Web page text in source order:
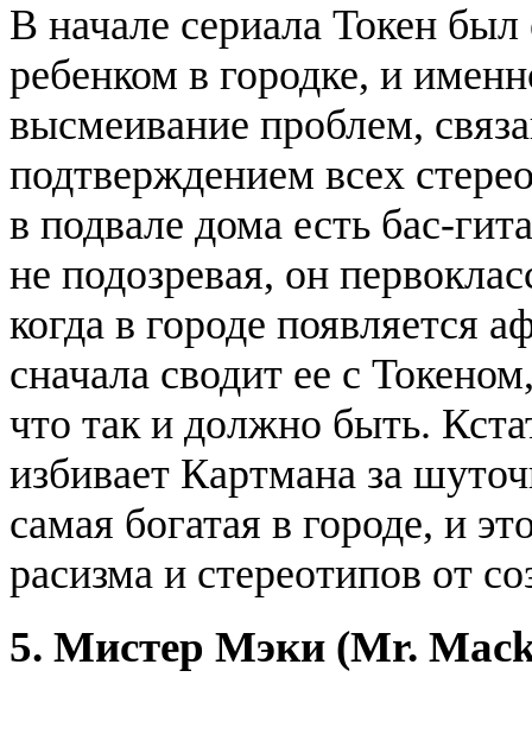
В начале сериала Токен
ребенком в городке, и
высмеивание проблем,
подтверждением всех
в подвале дома есть бас-
не подозревая, он
когда в городе появляется
сначала сводит ее с
что так и должно быть.
избивает Картмана за
самая богатая в городе, и
расизма и стереотипов от
5. Мистер Мэки (Mr.